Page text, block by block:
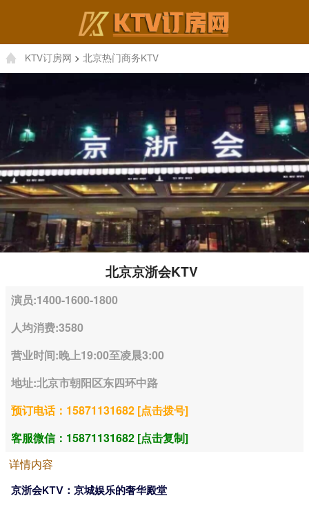
KTV订房网 > 北京热门商务KTV
北京京浙会KTV
演员:1400-1600-1800
人均消费:3580
营业时间:晚上19:00至凌晨3:00
地址:北京市朝阳区东四环中路
预订电话：15871131682 [点击拨号]
客服微信：15871131682 [点击复制]
详情内容
京浙会KTV：京城娱乐的奢华殿堂